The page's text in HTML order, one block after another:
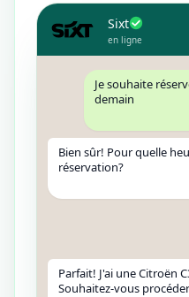
Sixt
en ligne
Je souhaite
demain
Bien sûr! Pour quelle
réservation?
Parfait! J'ai une Citroën
Souhaitez-vous